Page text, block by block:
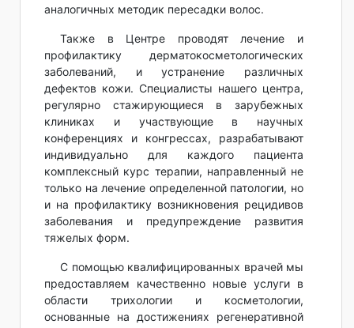
аналогичных методик пересадки волос.
Также в Центре проводят лечение и
профилактику дерматокосметологических
заболеваний, и устранение различных
дефектов кожи. Специалисты нашего центра,
регулярно стажирующиеся в зарубежных
клиниках и участвующие в научных
конференциях и конгрессах, разрабатывают
индивидуально для каждого пациента
комплексный курс терапии, направленный не
только на лечение определенной патологии, но
и на профилактику возникновения рецидивов
заболевания и предупреждение развития
тяжелых форм.
С помощью квалифицированных врачей мы
предоставляем качественно новые услуги в
области трихологии и косметологии,
основанные на достижениях регенеративной